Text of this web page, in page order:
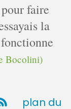
faire
la
Bocolini)
plan du